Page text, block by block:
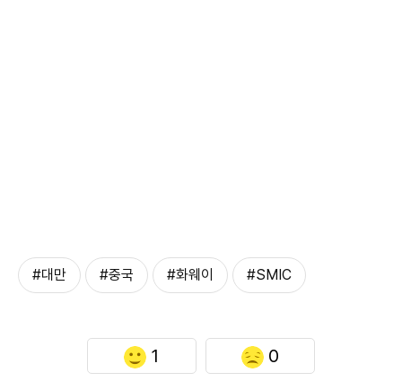
#대만 #중국 #화웨이 #SMIC
1 0